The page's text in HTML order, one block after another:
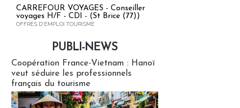
CARREFOUR VOYAGES - Conseiller
voyages H/F - CDI - (St Brice (77))
OFFRES D'EMPLOI TOURISME
PUBLI-NEWS
Coopération France-Vietnam : Hanoï
veut séduire les professionnels
français du tourisme